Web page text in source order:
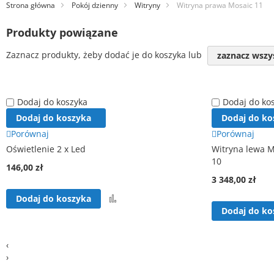
Strona główna Pokój dzienny Witryny Witryna prawa Mosaic 11
Produkty powiązane
Zaznacz produkty, żeby dodać je do koszyka lub zaznacz
Dodaj do koszyka
Dodaj do koszyka
Porównaj
Oświetlenie 2 x Led
146,00 zł
Dodaj do koszyka
Dodaj do
Dodaj do
Porównaj
Witryna lewa
10
3 348,00 zł
Dodaj do
‹
›